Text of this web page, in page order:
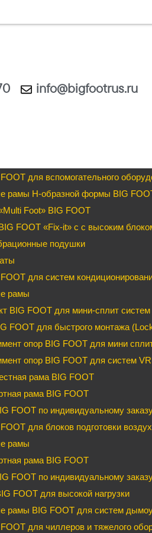
info@bigfootrus.ru
для вспомогательного
рамы H-образной формы BIG
Foot» BIG FOOT
FOOT «Fix-it» c с высоким
подушки
для систем
рамы
BIG FOOT для мини-сплит систем
FOOT для быстрого монтажа (Lock
опор BIG FOOT для мини
опор BIG FOOT для систем
рама BIG FOOT
рама BIG FOOT
FOOT по индивидуальному
для блоков подготовки
рамы
рама BIG FOOT
FOOT по индивидуальному
FOOT для высокой нагрузки
рамы BIG FOOT для систем
для чиллеров и тяжелого